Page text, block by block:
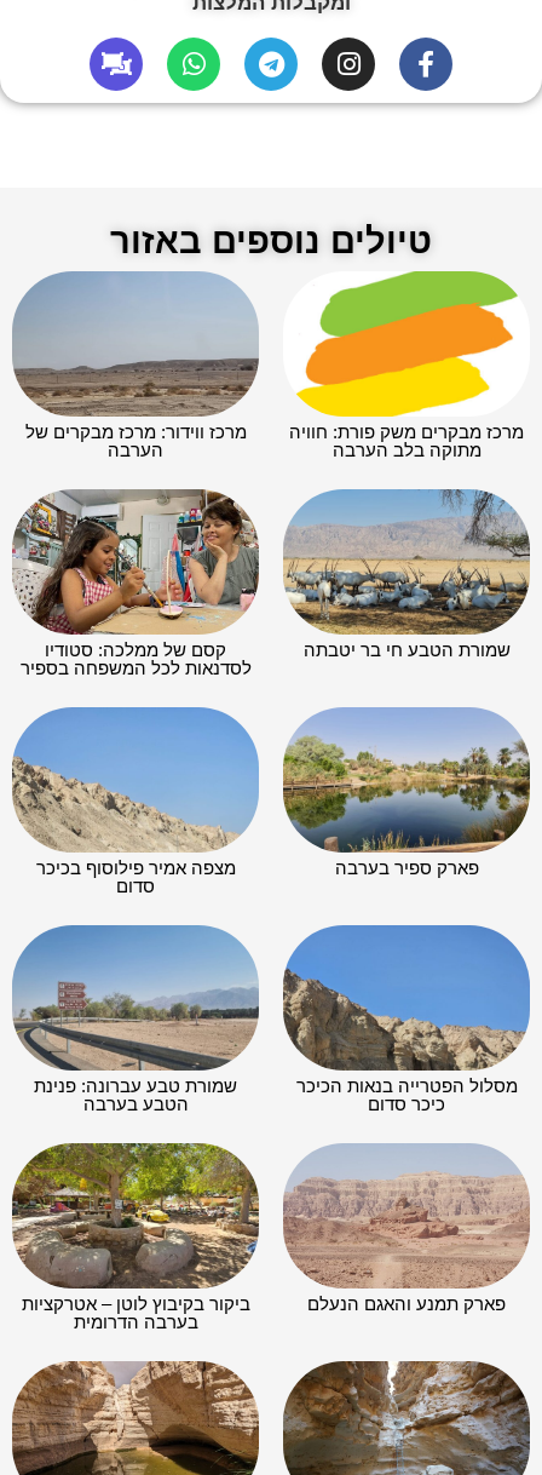
טיולים נוספים באזור
מרכז מבקרים משק פורת: חוויה
מתוקה בלב הערבה
מרכז ווידור: מרכז מבקרים של
הערבה
שמורת הטבע חי בר יטבתה
קסם של ממלכה: סטודיו
לסדנאות לכל המשפחה בספיר
פארק ספיר בערבה
מצפה אמיר פילוסוף בכיכר
סדום
מסלול הפטרייה בנאות הכיכר
כיכר סדום
שמורת טבע עברונה: פנינת
הטבע בערבה
פארק תמנע והאגם הנעלם
ביקור בקיבוץ לוטן – אטרקציות
בערבה הדרומית